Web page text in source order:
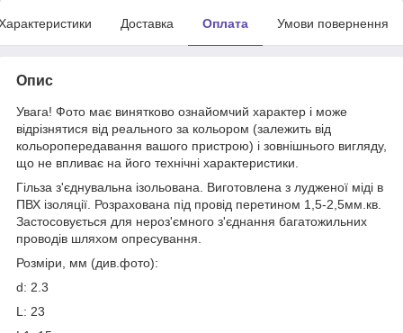
Доставка Оплата Умови повернення
Опис
Увага! Фото має винятково ознайомчий характер і може
відрізнятися від реального за кольором (залежить від
кольоропередавання вашого пристрою) і зовнішнього вигляду,
що не впливає на його технічні характеристики.
Гільза з'єднувальна ізольована. Виготовлена з лудженої міді в
ПВХ ізоляції. Розрахована під провід перетином 1,5-2,5мм.кв.
Застосовується для нероз'ємного з'єднання багатожильних
проводів шляхом опресування.
Розміри, мм (див.фото):
d: 2.3
L: 23